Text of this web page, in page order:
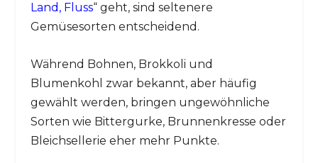
Land, Fluss“ geht, sind seltenere
Gemüsesorten entscheidend.
Während Bohnen, Brokkoli und
Blumenkohl zwar bekannt, aber häufig
gewählt werden, bringen ungewöhnliche
Sorten wie Bittergurke, Brunnenkresse oder
Bleichsellerie eher mehr Punkte.